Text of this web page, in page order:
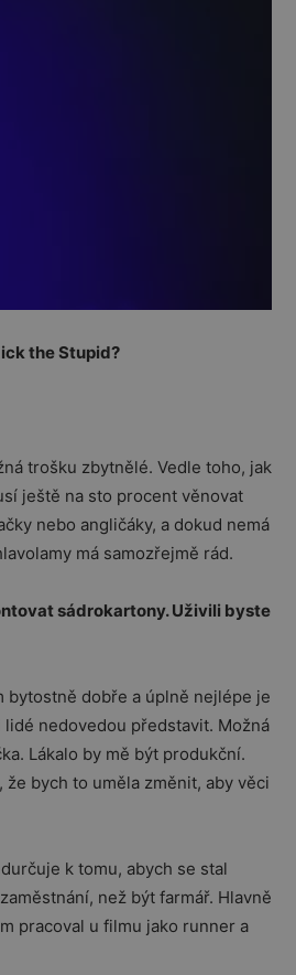
the Stupid?
trošku zbytnělé. Vedle toho, jak
ještě na sto procent věnovat
nebo angličáky, a dokud nemá
má samozřejmě rád.
sádrokartony. Uživili byste
bytostně dobře a úplně nejlépe je
nedovedou představit. Možná
Lákalo by mě být produkční.
bych to uměla změnit, aby věci
k tomu, abych se stal
než být farmář. Hlavně
pracoval u filmu jako runner a